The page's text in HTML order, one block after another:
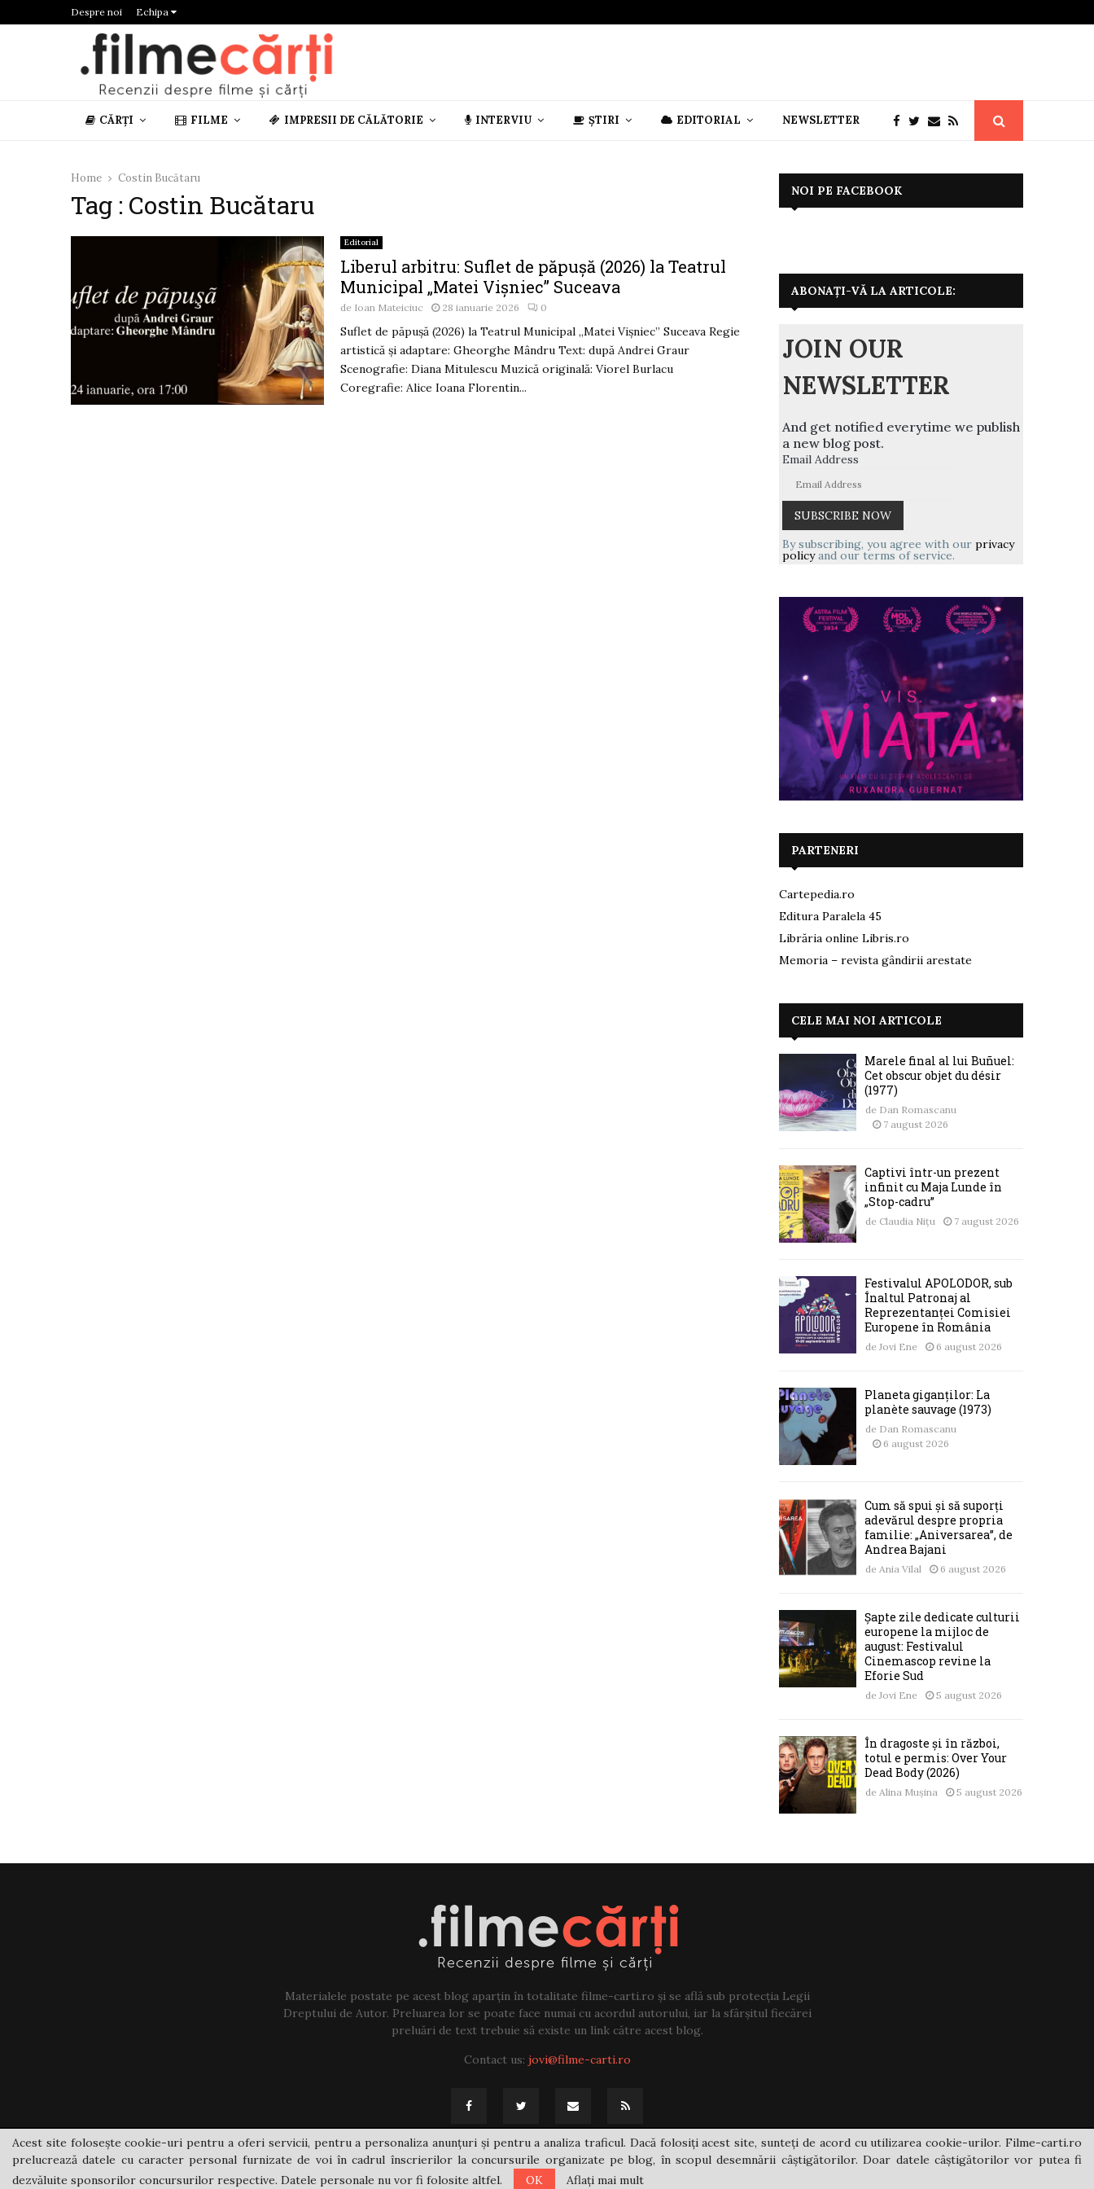
Despre noi Echipa
CĂRȚI FILME IMPRESII DE CĂLĂTORIE INTERVIU ȘTIRI EDITORIAL NEWSLETTER
Home Costin Bucătaru
Tag : Costin Bucătaru
Editorial
Liberul arbitru: Suflet de păpușă (2026) la Teatrul
Municipal „Matei Vișniec” Suceava
de Ioan Mateiciuc 28 ianuarie 2026 0
Suflet de păpușă (2026) la Teatrul Municipal „Matei Vișniec” Suceava Regie
artistică și adaptare: Gheorghe Mândru Text: după Andrei Graur
Scenografie: Diana Mitulescu Muzică originală: Viorel Burlacu
Coregrafie: Alice Ioana Florentin...
NOI PE FACEBOOK
ABONAȚI-VĂ LA ARTICOLE:
JOIN OUR
NEWSLETTER
And get notified everytime we publish
a new blog post.
Email Address
By subscribing, you agree with our privacy
policyand our terms of service.
PARTENERI
Cartepedia.ro
Editura Paralela 45
Librăria online Libris.ro
Memoria – revista gândirii arestate
CELE MAI NOI ARTICOLE
Marele final al lui Buñuel:
Cet obscur objet du désir
(1977)
de Dan Romascanu
7 august 2026
Captivi într-un prezent
infinit cu Maja Lunde în
„Stop-cadru”
de Claudia Nițu 7 august 2026
Festivalul APOLODOR, sub
Înaltul Patronaj al
Reprezentanței Comisiei
Europene în România
de Jovi Ene 6 august 2026
Planeta giganților: La
planète sauvage (1973)
de Dan Romascanu
6 august 2026
Cum să spui și să suporți
adevărul despre propria
familie: „Aniversarea”, de
Andrea Bajani
de Ania Vilal 6 august 2026
Șapte zile dedicate culturii
europene la mijloc de
august: Festivalul
Cinemascop revine la
Eforie Sud
de Jovi Ene 5 august 2026
În dragoste și în război,
totul e permis: Over Your
Dead Body (2026)
de Alina Mușina 5 august 2026
Materialele postate pe acest blog aparțin în totalitate filme-carti.ro și se află sub protecția Legii
Dreptului de Autor. Preluarea lor se poate face numai cu acordul autorului, iar la sfârșitul fiecărei
preluări de text trebuie să existe un link către acest blog.
Contact us: jovi@filme-carti.ro
@2021 - filme-carti.ro
Acest site folosește cookie-uri pentru a oferi servicii, pentru a personaliza anunțuri și pentru a analiza traficul. Dacă folosiți acest site, sunteți de acord cu utilizarea cookie-urilor. Filme-carti.ro
prelucrează datele cu caracter personal furnizate de voi în cadrul înscrierilor la concursurile organizate pe blog, în scopul desemnării câștigătorilor. Doar datele câștigătorilor vor putea fi
dezvăluite sponsorilor concursurilor respective. Datele personale nu vor fi folosite altfel.
OK Aflați mai mult